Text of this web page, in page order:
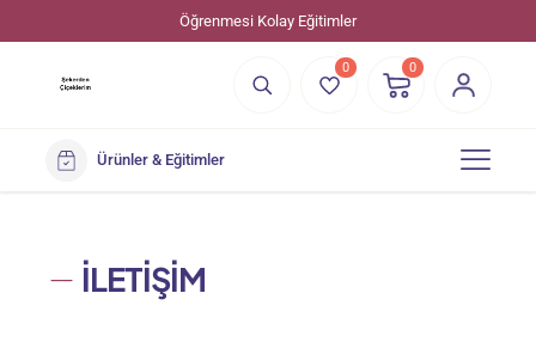
Öğrenmesi Kolay Eğitimler
0 0
Ürünler & Eğitimler
İLETİŞİM